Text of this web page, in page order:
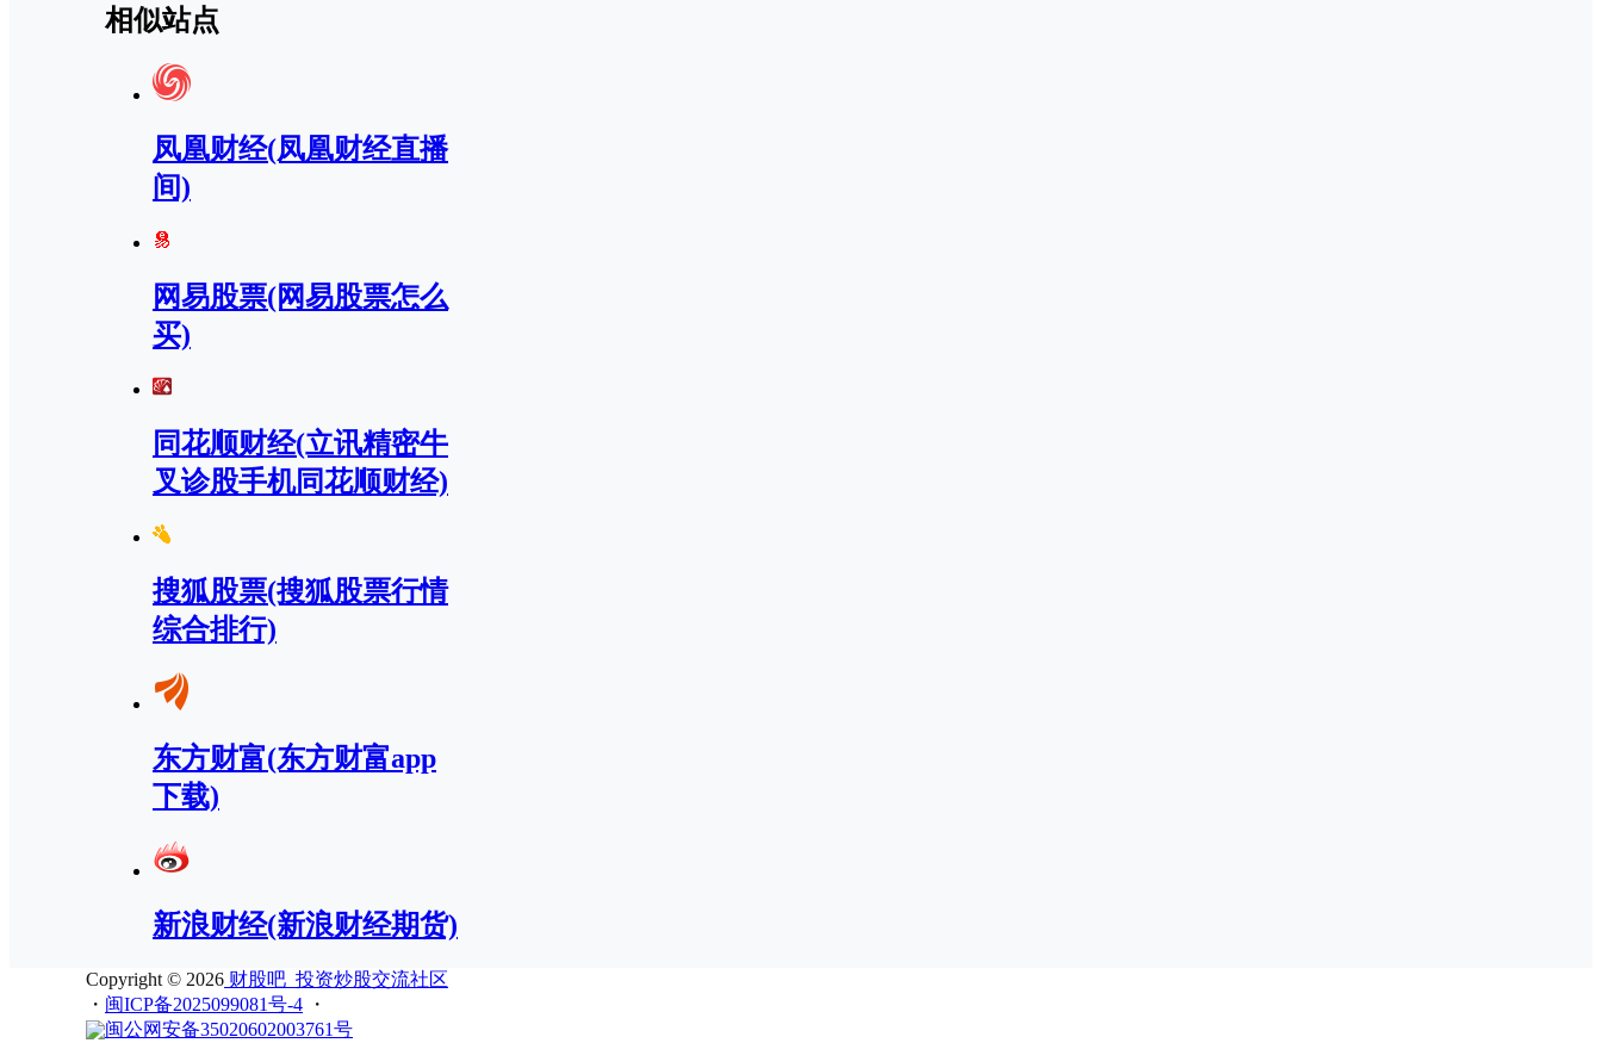
相似站点
凤凰财经(凤凰财经直播
间)
网易股票(网易股票怎么
买)
同花顺财经(立讯精密牛
叉诊股手机同花顺财经)
搜狐股票(搜狐股票行情
综合排行)
东方财富(东方财富app
下载)
新浪财经(新浪财经期货)
Copyright © 2026 财股吧_投资炒股交流社区
・ 闽ICP备2025099081号-4
・
闽公网安备35020602003761号